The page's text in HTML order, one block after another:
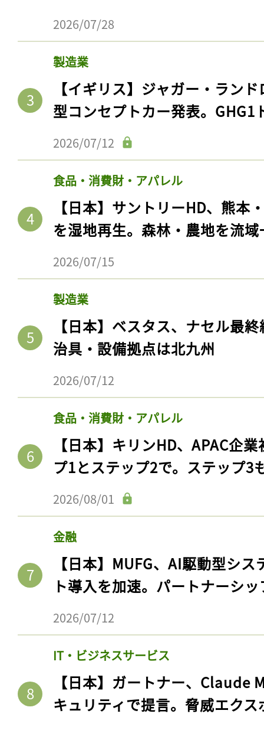
2026/07/28
製造業
【イギリス】ジャガー・ラン
型コンセプトカー発表。GHG1
2026/07/12
食品・消費財・アパレル
【日本】サントリーHD、熊本
を湿地再生。森林・農地を流
2026/07/15
製造業
【日本】ベスタス、ナセル最
治具・設備拠点は北九州
2026/07/12
食品・消費財・アパレル
【日本】キリンHD、APAC企
プ1とステップ2で。ステップ3
2026/08/01
金融
【日本】MUFG、AI駆動型シ
ト導入を加速。パートナーシ
2026/07/12
IT・ビジネスサービス
【日本】ガートナー、Claude
キュリティで提言。脅威エク